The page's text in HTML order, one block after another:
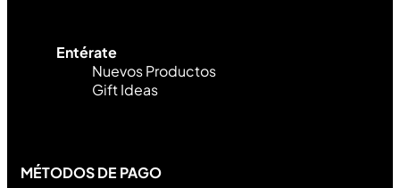
Entérate
Nuevos Productos
Gift Ideas
MÉTODOS DE PAGO